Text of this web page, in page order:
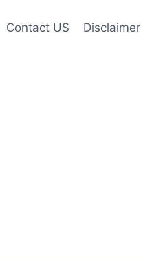
Contact US Disclaimer